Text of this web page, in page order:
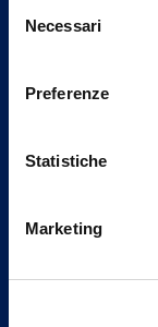
può trovare nel
delNecessari
Preferenze
Statistiche
Marketing